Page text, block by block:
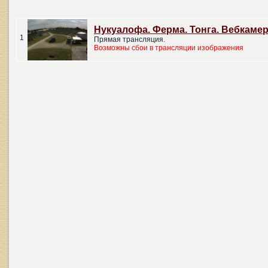
1
Нукуалофа. Ферма. Тонга.
Прямая трансляция.
Возможны сбои в трансляции изображения